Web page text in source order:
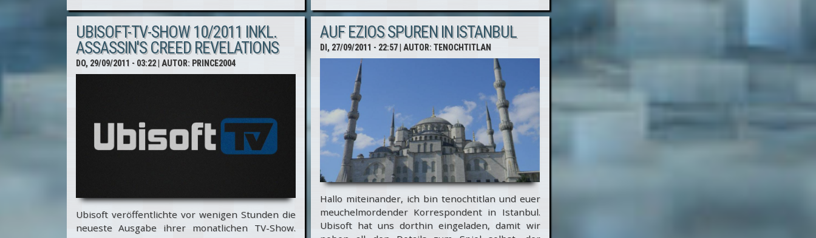
auf der
Game City
2011 in Wien
Ezios
Spuren
UBISOFT-TV-SHOW 10/2011 INKL.
ASSASSIN'S CREED REVELATIONS
DO, 29/09/2011 - 03:22| AUTOR: PRINCE2004
Ubisoft veröffentlichte vor wenigen Stunden die
neueste Ausgabe ihrer monatlichen TV-Show.
AUF EZIOS SPUREN IN ISTANBUL
DI, 27/09/2011 - 22:57| AUTOR:TENOCHTITLAN
Hallo miteinander, ich bin tenochtitlan und euer
meuchelmordender Korrespondent in Istanbul.
Ubisoft hat uns dorthin eingeladen, damit wir